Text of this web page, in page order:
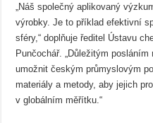
„Náš společný aplikovaný
výrobky. Je to příklad efektivní
sféry,“ doplňuje ředitel Ústavu
Punčochář. „Důležitým
umožnit českým průmyslovým
materiály a metody, aby jejich
v globálním měřítku.“